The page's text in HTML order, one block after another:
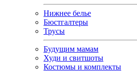
Нижнее белье
Бюстгалтеры
Трусы
Будущим мамам
Худи и свитшоты
Костюмы и комплекты